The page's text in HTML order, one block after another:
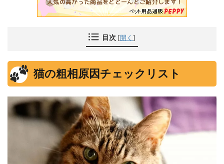
目次 [開く ]
猫の粗相原因チェックリスト